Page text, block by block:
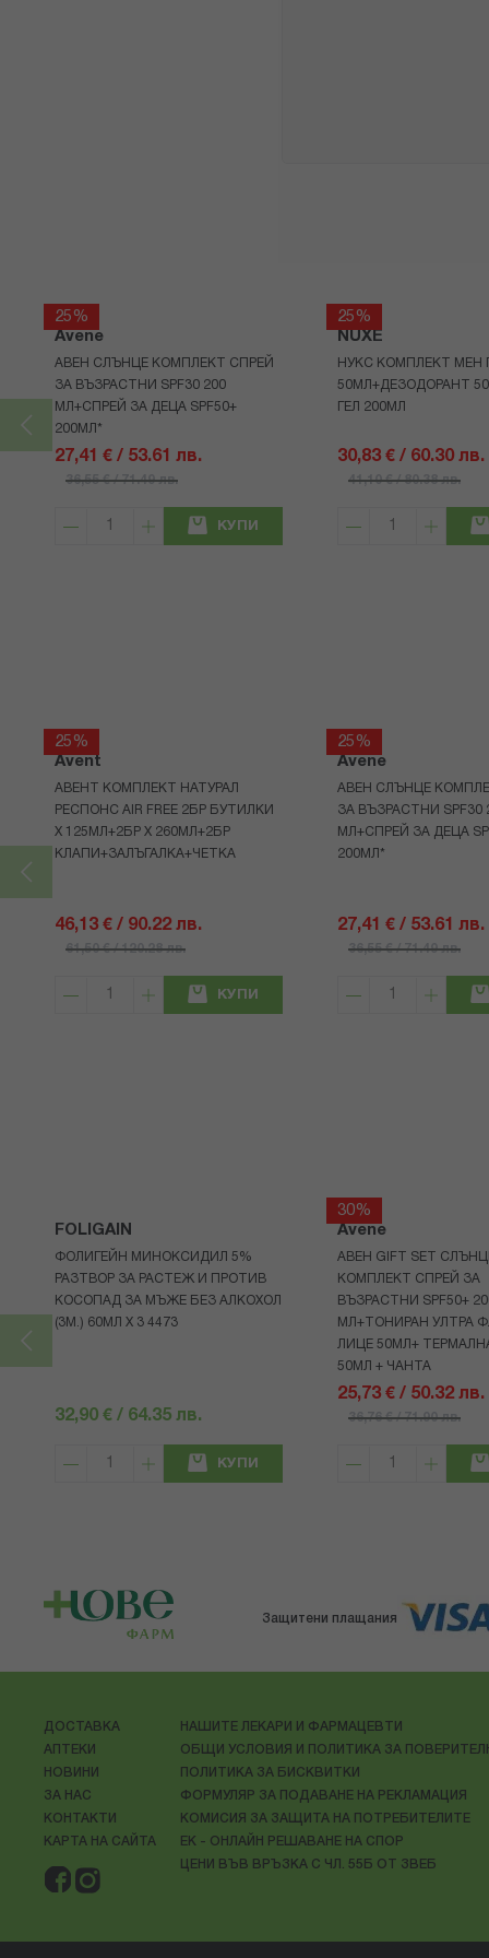
25%
Avene
АВЕН СЛЪНЦЕ КОМПЛЕКТ СПРЕЙ
ЗА ВЪЗРАСТНИ SPF30 200
МЛ+СПРЕЙ ЗА ДЕЦА SPF50+
200МЛ*
27,41 € / 53.61 лв.
36,55 € / 71.49 лв.
КУПИ
25%
NUXE
НУКС КОМПЛЕКТ МЕН
50МЛ+ДЕЗОДОРАНТ
ГЕЛ 200МЛ
30,83 € / 60.30 лв.
41,10 € / 80.38 лв.
25%
Avent
АВЕНТ КОМПЛЕКТ НАТУРАЛ
РЕСПОНС AIR FREE 2БР БУТИЛКИ
Х 125МЛ+2БР Х 260МЛ+2БР
КЛАПИ+ЗАЛЪГАЛКА+ЧЕТКА
46,13 € / 90.22 лв.
61,50 € / 120.28 лв.
КУПИ
25%
Avene
АВЕН СЛЪНЦЕ
ЗА ВЪЗРАСТНИ SPF30
МЛ+СПРЕЙ ЗА ДЕЦА
200МЛ*
27,41 € / 53.61 лв.
36,55 € / 71.49 лв.
FOLIGAIN
ФОЛИГЕЙН МИНОКСИДИЛ 5%
РАЗТВОР ЗА РАСТЕЖ И ПРОТИВ
КОСОПАД ЗА МЪЖЕ БЕЗ АЛКОХОЛ
(3М.) 60МЛ X 3 4473
32,90 € / 64.35 лв.
КУПИ
30%
Avene
АВЕН GIFT SET
КОМПЛЕКТ СПРЕЙ ЗА
ВЪЗРАСТНИ SPF50+
МЛ+ТОНИРАН УЛТРА
ЛИЦЕ 50МЛ+
50МЛ + ЧАНТА
25,73 € / 50.32 лв.
36,76 € / 71.90 лв.
Защитени плащания
ДОСТАВКА
АПТЕКИ
НОВИНИ
ЗА НАС
КОНТАКТИ
КАРТА НА САЙТА
НАШИТЕ ЛЕКАРИ И ФАРМАЦЕВТИ
ОБЩИ УСЛОВИЯ И ПОЛИТИКА ЗА
ПОЛИТИКА ЗА БИСКВИТКИ
ФОРМУЛЯР ЗА ПОДАВАНЕ НА РЕКЛАМАЦИЯ
КОМИСИЯ ЗА ЗАЩИТА НА ПОТРЕБИТЕЛИТЕ
ЕК - ОНЛАЙН РЕШАВАНЕ НА СПОР
ЦЕНИ ВЪВ ВРЪЗКА С ЧЛ. 55Б ОТ ЗВЕБ